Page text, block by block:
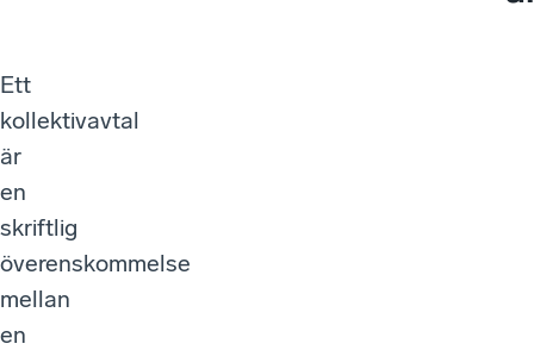
Ett
kollektivavtal
är
en
skriftlig
överenskommelse
mellan
en